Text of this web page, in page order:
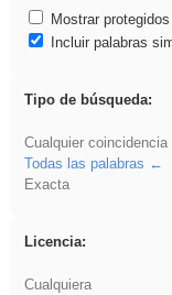
Mostrar
Incluir palabras
Tipo de búsqueda:
Cualquier coincidencia
Todas las palabras
Exacta
Licencia:
Cualquiera